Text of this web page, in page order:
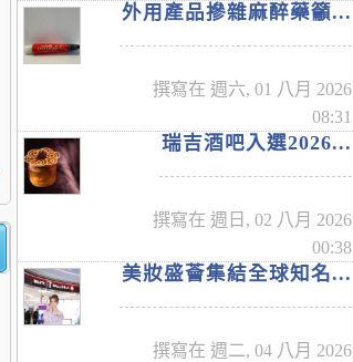
外用產品摻雜麻醉藥籲...
撰寫在 週六, 01 八月 2026
08:31
瑞吉酒吧入選2026...
撰寫在 週日, 02 八月 2026
00:38
美妝盛薈集結全球知名...
撰寫在 週二, 04 八月 2026